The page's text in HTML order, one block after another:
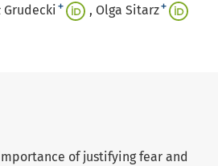
Grudecki + Olga Sitarz+
of justifying fear and